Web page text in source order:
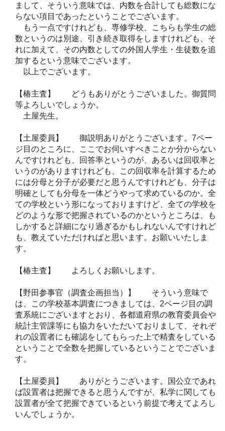
まして、そういう意味では、内数を合計しても総数にな
らない項目であったということでございます。
もう一点ですけれども、専修学校、こちらも学生の総
数というのは別途、引き続き取得をしますけれども、そ
れに加えて、その内数としての外国人学生・生徒数を追
加するという意味でございます。
以上でございます。
【椿主査】 どうもありがとうございました。御質問
等よろしいでしょうか。
土屋先生。
【土屋委員】 御説明ありがとうございます。7ペー
ジ目のところに、ここでお伺いすべきことか分からない
んですけれども、回答率というのが、あるいは回収率と
いうのがありますけれども、この回収率を計算するため
には分母と分子が必要だと思うんですけれども、分子は
明確としても分母を一体どうやって求めているのか。全
ての学校という形になっておりますけど、全ての学校を
どのような形で把握されているのかというところは、も
しかすると詳細になり過ぎるかもしれないんですけれど
も、教えていただければと思います。お願いいたしま
す。
【椿主査】 よろしくお願いします。
【野田参事官（調査企画担当）】 そういう意味で
は、この学校基本調査につきましては、2ページ目の調
査系統にございますとおり、各都道府県の教育委員会や
統計主管課等にも協力をいただいておりまして、それぞ
れの設置者にも確認をしてもらった上で精査をしている
ということで全数を把握しているということでございま
す。
【土屋委員】 ありがとうございます。国公立であれ
ば設置者は把握できると思うんですが、私学に関しても
設置者が全て把握できているという前提で考えてよろし
いんでしょうか。